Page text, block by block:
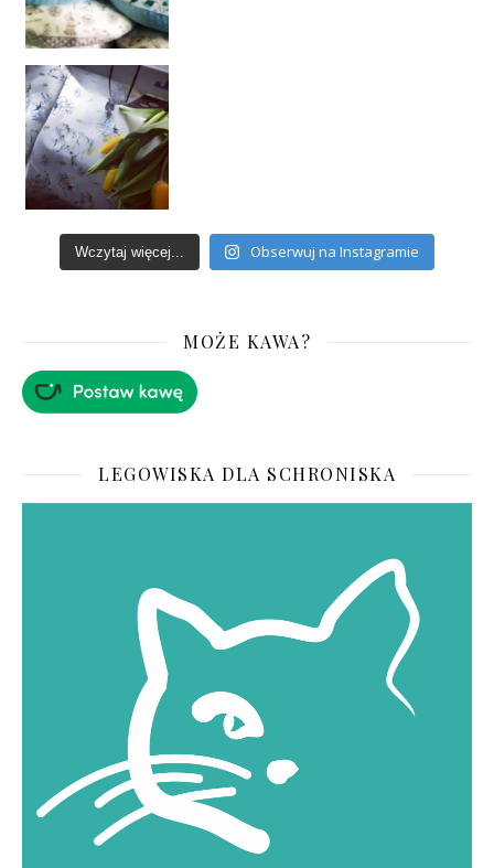
Wczytaj więcej... Obserwuj na Instagramie
MOŻE KAWA?
LEGOWISKA DLA SCHRONISKA